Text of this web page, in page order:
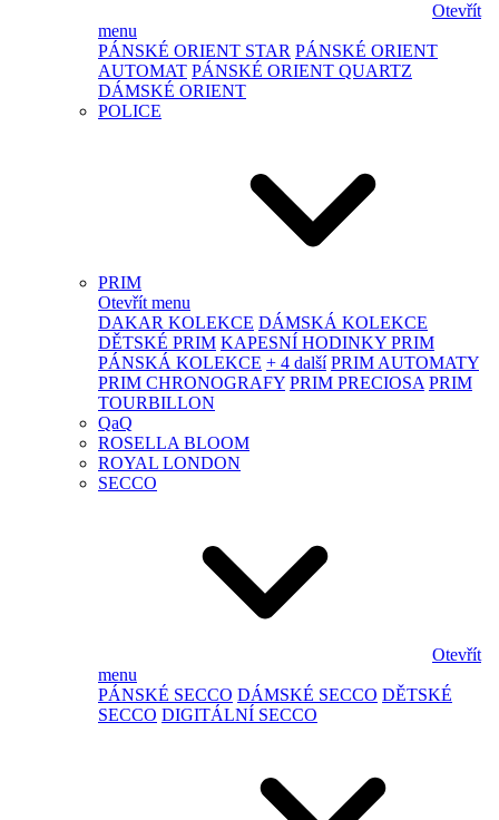
Otevřít
menu
PÁNSKÉ ORIENT STAR PÁNSKÉ ORIENT
AUTOMAT PÁNSKÉ ORIENT QUARTZ
DÁMSKÉ ORIENT
POLICE
PRIM
Otevřít menu
DAKAR KOLEKCE DÁMSKÁ KOLEKCE
DĚTSKÉ PRIM KAPESNÍ HODINKY PRIM
PÁNSKÁ KOLEKCE + 4 další PRIM AUTOMATY
PRIM CHRONOGRAFY PRIM PRECIOSA PRIM
TOURBILLON
QaQ
ROSELLA BLOOM
ROYAL LONDON
SECCO
Otevřít
menu
PÁNSKÉ SECCO DÁMSKÉ SECCO DĚTSKÉ
SECCO DIGITÁLNÍ SECCO